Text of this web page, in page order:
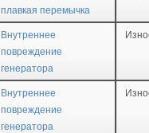
плавкая перемычка
Внутреннее
повреждение
генератора
Внутреннее
повреждение
генератора